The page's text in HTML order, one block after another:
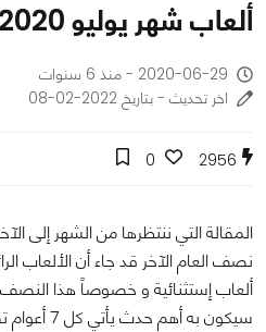
ألعاب شهر يوليو 2020
2020-06-29 - منذ 6 سنوات
اخر تحديث - بتاريخ 2022-02-08
2956
0
المقالة التي ننتظرها من الشهر إلى
نصف العام الآخر قد جاء أن الألعاب
ألعاب إستثنائية و خصوصاً هذا
سيكون به